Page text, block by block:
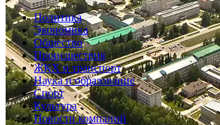
Политика
Экономика
Общество
Происшествия
ЖКХ и транспорт
Наука и образование
Спорт
Культура
Новости компаний